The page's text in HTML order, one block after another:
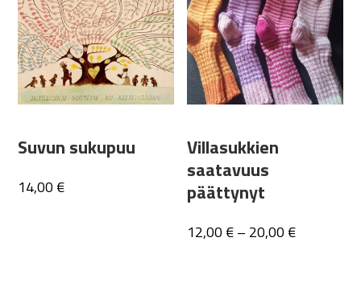
Suvun sukupuu
14,00 €
Villasukkien
saatavuus
päättynyt
12,00 €– 20,00 €Tällä